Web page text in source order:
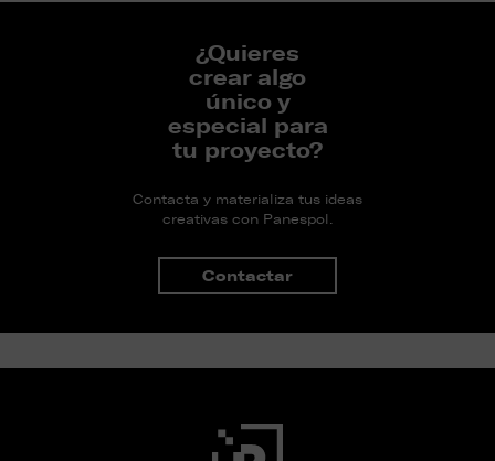
¿Quieres
crear algo
único y
especial para
tu proyecto?
Contacta y materializa tus ideas
creativas con Panespol.
Contactar